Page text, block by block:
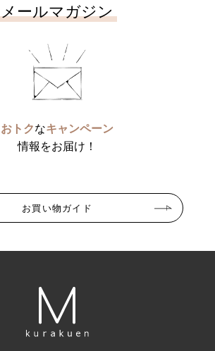
メールマガジン
おトクなキャンペーン
情報をお届け！
お買い物ガイド